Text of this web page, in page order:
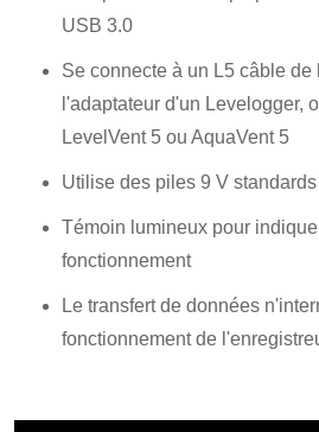
USB 3.0
Se connecte à un L5 câble de
l'adaptateur d'un Levelogger,
LevelVent 5 ou AquaVent 5
Utilise des piles 9 V
Témoin lumineux pour
fonctionnement
Le transfert de données
fonctionnement de